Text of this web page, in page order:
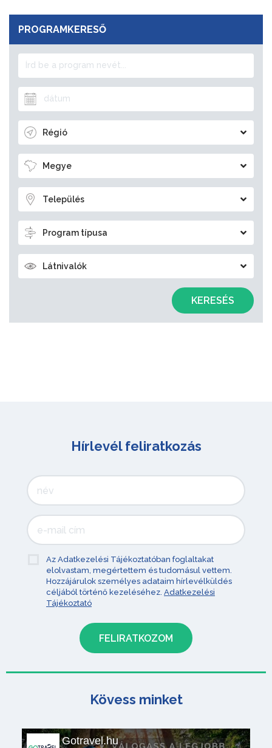
PROGRAMKERESŐ
Régió
Megye
Település
Program típusa
Látnivalók
KERESÉS
Hírlevél feliratkozás
Az Adatkezelési Tájékoztatóban foglaltakat
elolvastam, megértettem és tudomásul vettem.
Hozzájárulok személyes adataim hírlevélküldés
céljából történő kezeléséhez. Adatkezelési
Tájékoztató
Kövess minket
Gotravel.hu